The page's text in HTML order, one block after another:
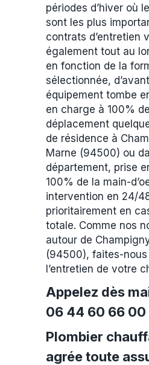
périodes d’hiver où
sont les plus
contrats d’entretien
également tout au
en fonction de la
sélectionnée,
équipement tombe
en charge à 100%
déplacement
de résidence à
Marne (94500) ou
département, prise
100% de la main-
intervention en 24/
prioritairement en
totale. Comme nos
autour de
(94500), faites-
l’entretien de votre
Appelez dès
06 44 60 66 00
Plombier
agrée toute